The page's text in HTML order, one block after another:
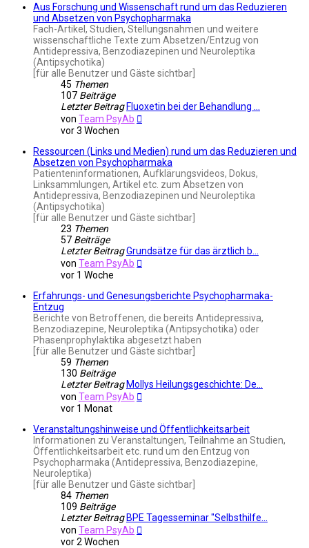
Aus Forschung und Wissenschaft rund um das Reduzieren
und Absetzen von Psychopharmaka
Fach-Artikel, Studien, Stellungsnahmen und weitere
wissenschaftliche Texte zum Absetzen/Entzug von
Antidepressiva, Benzodiazepinen und Neuroleptika
(Antipsychotika)
[für alle Benutzer und Gäste sichtbar]
45 Themen
107 Beiträge
Letzter Beitrag Fluoxetin bei der Behandlung …
von Team PsyAb
vor 3 Wochen
Ressourcen (Links und Medien) rund um das Reduzieren und
Absetzen von Psychopharmaka
Patienteninformationen, Aufklärungsvideos, Dokus,
Linksammlungen, Artikel etc. zum Absetzen von
Antidepressiva, Benzodiazepinen und Neuroleptika
(Antipsychotika)
[für alle Benutzer und Gäste sichtbar]
23 Themen
57 Beiträge
Letzter BeitragGrundsätze für das ärztlich b…
von Team PsyAb
vor 1 Woche
Erfahrungs- und Genesungsberichte Psychopharmaka-
Entzug
Berichte von Betroffenen, die bereits Antidepressiva,
Benzodiazepine, Neuroleptika (Antipsychotika) oder
Phasenprophylaktika abgesetzt haben
[für alle Benutzer und Gäste sichtbar]
59 Themen
130 Beiträge
Letzter Beitrag Mollys Heilungsgeschichte: De…
von Team PsyAb
vor 1 Monat
Veranstaltungshinweise und Öffentlichkeitsarbeit
Informationen zu Veranstaltungen, Teilnahme an Studien,
Öffentlichkeitsarbeit etc. rund um den Entzug von
Psychopharmaka (Antidepressiva, Benzodiazepine,
Neuroleptika)
[für alle Benutzer und Gäste sichtbar]
84 Themen
109 Beiträge
Letzter Beitrag BPE Tagesseminar "Selbsthilfe…
von Team PsyAb
vor 2 Wochen